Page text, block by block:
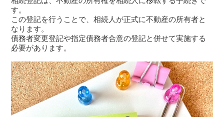
す。
この登記を行うことで、相続人が正式に不動産の所有者と
なります。
債務者変更登記や指定債務者合意の登記と併せて実施する
必要があります。